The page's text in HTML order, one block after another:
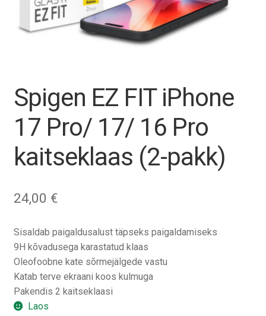
Tagasiost
Ostukorv
Spigen EZ FIT iPhone
17 Pro/ 17/ 16 Pro
kaitseklaas (2-pakk)
24,00 €
Sisaldab paigaldusalust täpseks paigaldamiseks
9H kõvadusega karastatud klaas
Oleofoobne kate sõrmejälgede vastu
Katab terve ekraani koos kulmuga
Pakendis 2 kaitseklaasi
Laos